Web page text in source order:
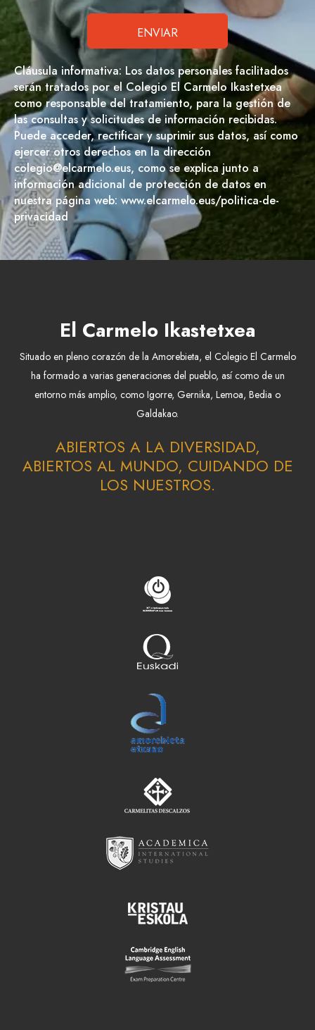
Cláusula informativa: Los datos personales facilitados
serán tratados por el Colegio El Carmelo Ikastetxea
como responsable del tratamiento, para la gestión de
las consultas y solicitudes de información recibidas.
Puede acceder, rectificar y suprimir sus datos, así como
ejercer otros derechos en la dirección
colegio@elcarmelo.eus, como se explica junto a
información adicional de protección de datos en
nuestra página web: www.elcarmelo.eus/politica-de-
privacidad
El Carmelo Ikastetxea
Situado en pleno corazón de la Amorebieta, el Colegio El Carmelo
ha formado a varias generaciones del pueblo, así como de un
entorno más amplio, como Igorre, Gernika, Lemoa, Bedia o
Galdakao.
ABIERTOS A LA DIVERSIDAD,
ABIERTOS AL MUNDO, CUIDANDO DE
LOS NUESTROS.